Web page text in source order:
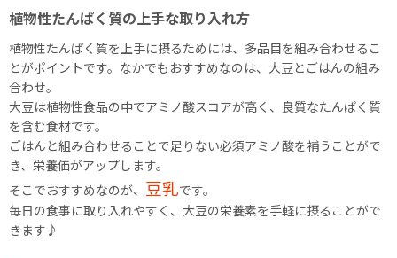
植物性たんぱく質の上手な取り入れ方
植物性たんぱく質を上手に摂るためには、多品目を組み合わせるこ
とがポイントです。なかでもおすすめなのは、大豆とごはんの組み
合わせ。
大豆は植物性食品の中でアミノ酸スコアが高く、良質なたんぱく質
を含む食材です。
ごはんと組み合わせることで足りない必須アミノ酸を補うことがで
き、栄養価がアップします。
そこでおすすめなのが、 豆乳です。
毎日の食事に取り入れやすく、大豆の栄養素を手軽に摂ることがで
きます♪